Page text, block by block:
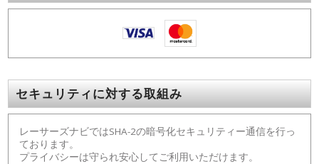
セキュリティに対する取組み
レーサーズナビではSHA-2の暗号化セキュリティー通信を行っ
ております。
プライバシーは守られ安心してご利用いただけます。